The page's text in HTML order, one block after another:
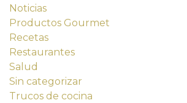
Noticias
Productos Gourmet
Recetas
Restaurantes
Salud
Sin categorizar
Trucos de cocina